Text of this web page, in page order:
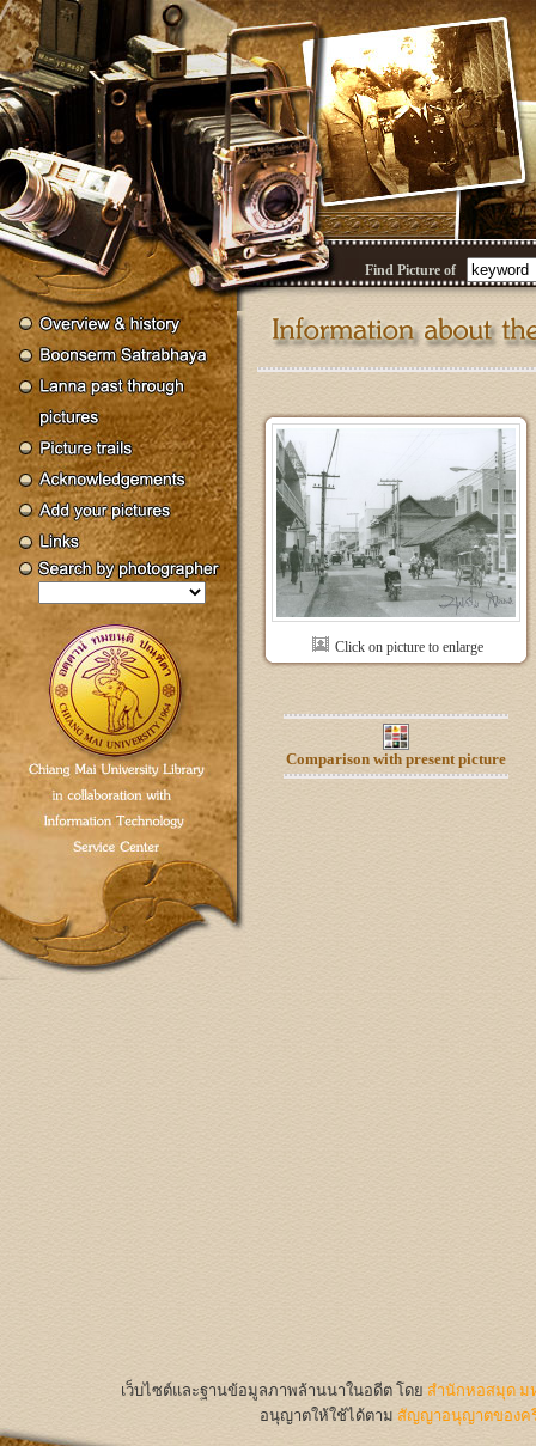
Find Picture of
Click on picture to enlarge
Comparison with present picture
เว็บไซต์และฐานข้อมูลภาพล้านนาในอดีต โดย สำนักหอสมุด ม
อนุญาตให้ใช้ได้ตาม สัญญาอนุญาตของค